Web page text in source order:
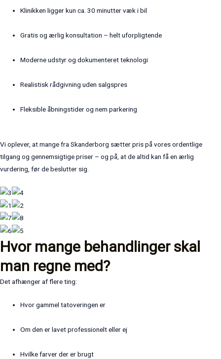
Klinikken ligger kun ca. 30 minutter væk i bil
Gratis og ærlig konsultation – helt uforpligtende
Moderne udstyr og dokumenteret teknologi
Realistisk rådgivning uden salgspres
Fleksible åbningstider og nem parkering
Vi oplever, at mange fra Skanderborg sætter pris på vores ordentlige
tilgang og gennemsigtige priser – og på, at de altid kan få en ærlig
vurdering, før de beslutter sig.
Hvor mange behandlinger skal
man regne med?
Det afhænger af flere ting:
Hvor gammel tatoveringen er
Om den er lavet professionelt eller ej
Hvilke farver der er brugt